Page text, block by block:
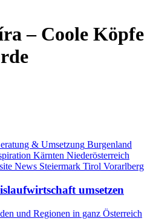
– Coole Köpfe
& Umsetzung Burgenland
Kärnten Niederösterreich
News Steiermark Tirol Vorarlberg
umsetzen
und Regionen in ganz Österreich